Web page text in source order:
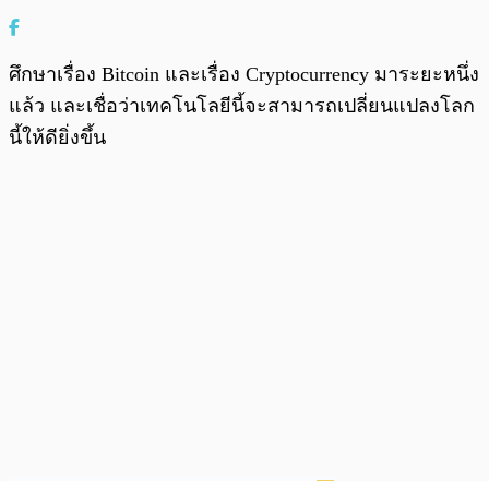
ศึกษาเรื่อง Bitcoin และเรื่อง Cryptocurrency มาระยะหนึ่ง
แล้ว และเชื่อว่าเทคโนโลยีนี้จะสามารถเปลี่ยนแปลงโลก
นี้ให้ดียิ่งขึ้น